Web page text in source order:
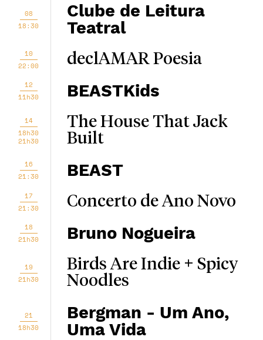
08
18:30
Clube de Leitura
Teatral
10
22:00
declAMAR Poesia
12
11h30
BEASTKids
14
18h30
21h30
The House That Jack
Built
16
21:30
BEAST
17
21:30
Concerto de Ano Novo
18
21h30
Bruno Nogueira
19
21h30
Birds Are Indie + Spicy
Noodles
21
18h30
Bergman - Um Ano,
Uma Vida